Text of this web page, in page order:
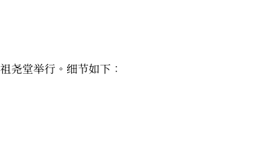
尧堂举行。细节如下：